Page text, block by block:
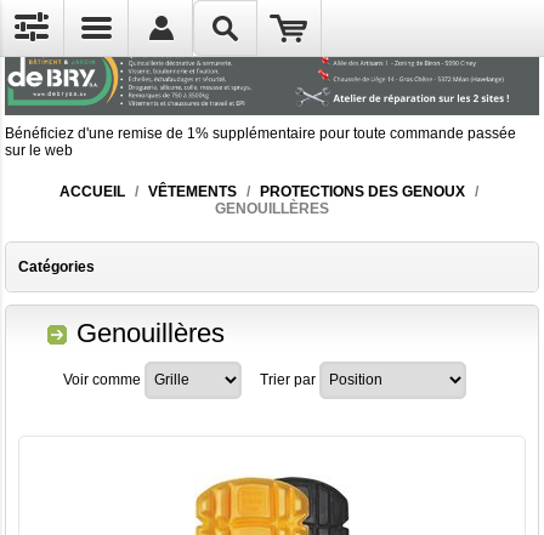
Bénéficiez d'une remise de 1% supplémentaire pour toute commande passée
sur le web
ACCUEIL / VÊTEMENTS / PROTECTIONS DES GENOUX /
GENOUILLÈRES
Catégories
Genouillères
Voir comme Trier par